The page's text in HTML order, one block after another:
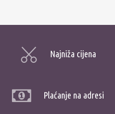
Najniža cijena
Plaćanje na adresi